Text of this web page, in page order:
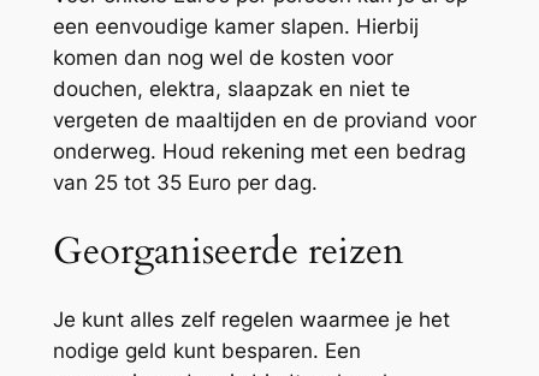
een eenvoudige kamer slapen. Hierbij
komen dan nog wel de kosten voor
douchen, elektra, slaapzak en niet te
vergeten de maaltijden en de proviand voor
onderweg. Houd rekening met een bedrag
van 25 tot 35 Euro per dag.
Georganiseerde reizen
Je kunt alles zelf regelen waarmee je het
nodige geld kunt besparen. Een